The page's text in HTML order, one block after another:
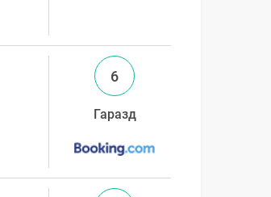
6
Гаразд